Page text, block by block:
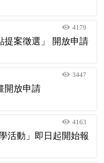
4179
提案徵選」 開放申請
3447
開放申請
4163
活動」即日起開始報